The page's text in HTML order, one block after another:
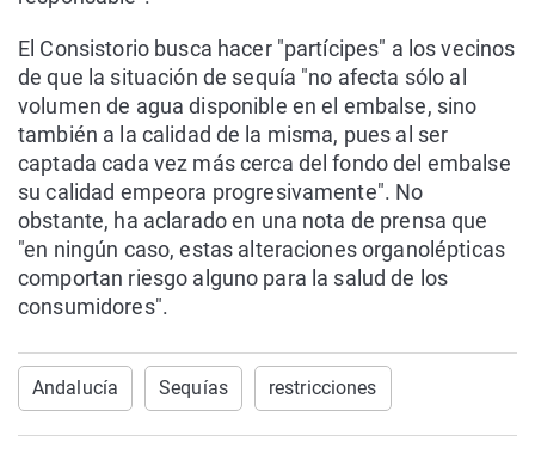
El Consistorio busca hacer "partícipes" a los vecinos
de que la situación de sequía "no afecta sólo al
volumen de agua disponible en el embalse, sino
también a la calidad de la misma, pues al ser
captada cada vez más cerca del fondo del embalse
su calidad empeora progresivamente". No
obstante, ha aclarado en una nota de prensa que
"en ningún caso, estas alteraciones organolépticas
comportan riesgo alguno para la salud de los
consumidores".
Andalucía Sequías restricciones